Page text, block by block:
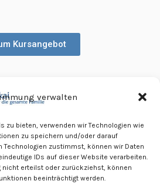
verwalten
zu bieten, verwenden wir Technologien wie
zu speichern und/oder darauf
Technologien zustimmst, können wir Daten
IDs auf dieser Website verarbeiten.
nicht erteilst oder zurückziehst, können
beeinträchtigt werden.
Kursangebot
telefonisch ausführlicher unter der
030-21403169.
Seite YouTube-Kanal